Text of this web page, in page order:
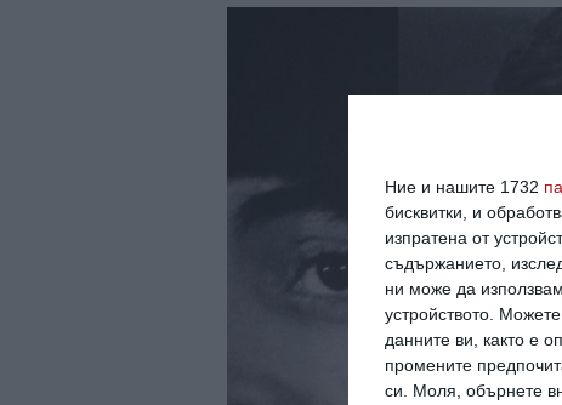
Ние и нашите 1732
бисквитки, и
изпратена от
съдържанието,
ни може да
устройството.
данните ви, както е
промените
си.
Моля, обърнете